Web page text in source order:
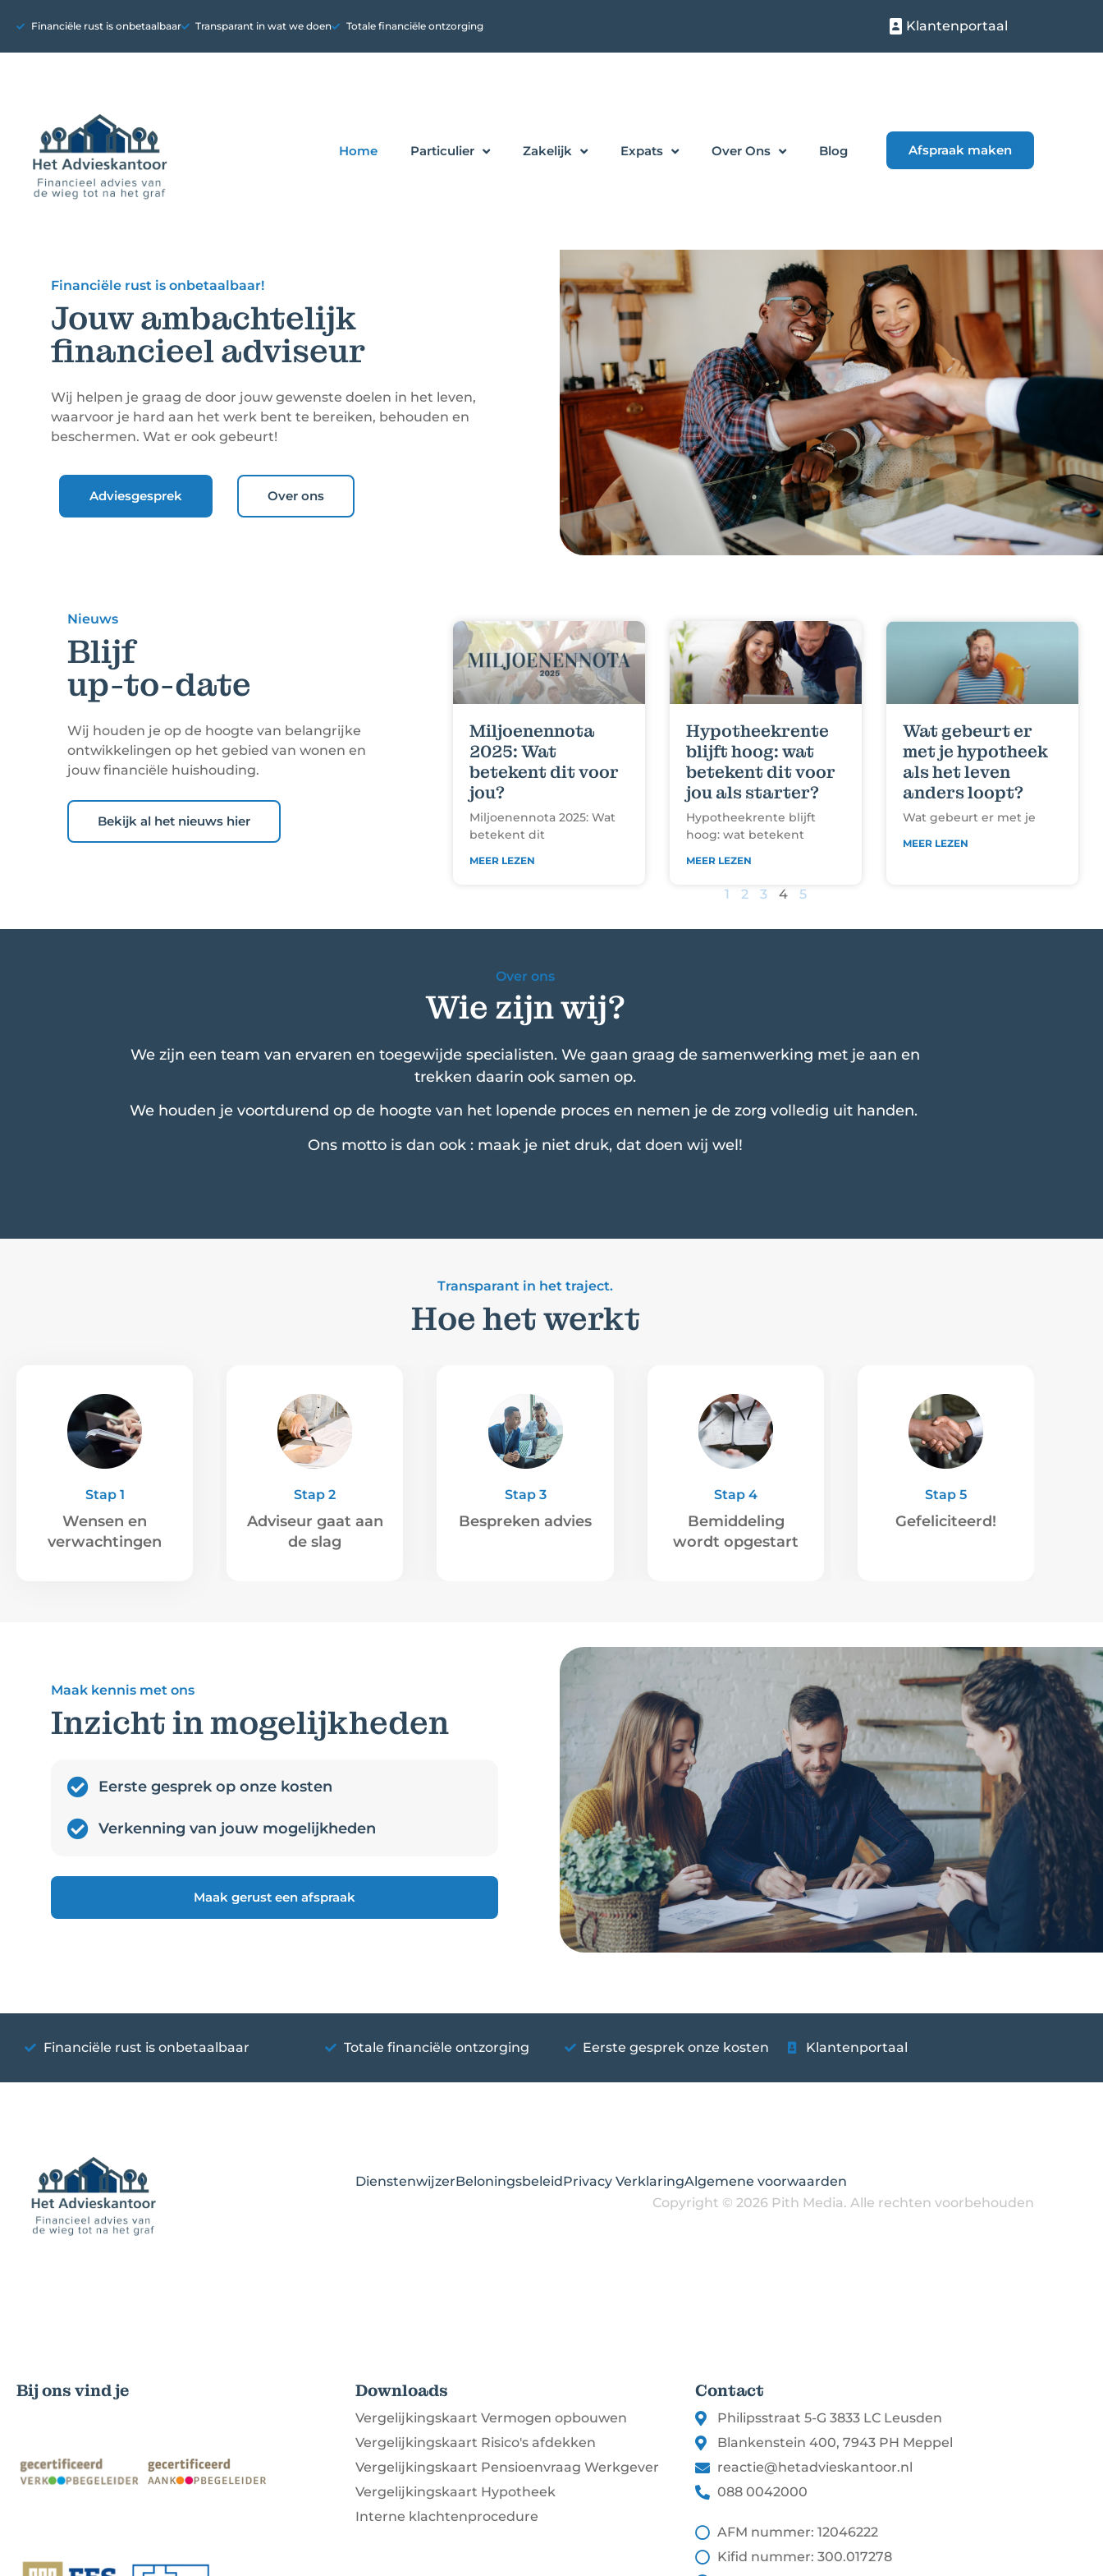
Financiële rust is onbetaalbaar Transparant in wat we doen Totale financiële ontzorging Klantenportaal
Home Particulier Zakelijk Expats Over Ons Blog Afspraak maken
Financiële rust is onbetaalbaar!
Jouw ambachtelijk
financieel adviseur
Wij helpen je graag de door jouw gewenste doelen in het leven,
waarvoor je hard aan het werk bent te bereiken, behouden en
beschermen. Wat er ook gebeurt!
Adviesgesprek Over ons
Nieuws
Blijf
up-to-date
Wij houden je op de hoogte van belangrijke
ontwikkelingen op het gebied van wonen en
jouw financiële huishouding.
Bekijk al het nieuws hier
Miljoenennota
2025: Wat
betekent dit voor
jou?
Miljoenennota 2025: Wat
betekent dit
MEER LEZEN
Hypotheekrente
blijft hoog: wat
betekent dit voor
jou als starter?
Hypotheekrente blijft
hoog: wat betekent
MEER LEZEN
Wat gebeurt er
met je hypotheek
als het leven
anders loopt?
Wat gebeurt er met je
MEER LEZEN
1 2 3 4 5
Over ons
Wie zijn wij?
We zijn een team van ervaren en toegewijde specialisten. We gaan graag de samenwerking met je aan en
trekken daarin ook samen op.
We houden je voortdurend op de hoogte van het lopende proces en nemen je de zorg volledig uit handen.
Ons motto is dan ook : maak je niet druk, dat doen wij wel!
Transparant in het traject.
Hoe het werkt
Stap 1
Wensen en
verwachtingen
Stap 2
Adviseur gaat aan
de slag
Stap 3
Bespreken advies
Stap 4
Bemiddeling
wordt opgestart
Stap 5
Gefeliciteerd!
Maak kennis met ons
Inzicht in mogelijkheden
Eerste gesprek op onze kosten
Verkenning van jouw mogelijkheden
Maak gerust een afspraak
Financiële rust is onbetaalbaar Totale financiële ontzorging Eerste gesprek onze kosten Klantenportaal
DienstenwijzerBeloningsbeleidPrivacy VerklaringAlgemene voorwaarden
Copyright © 2026 Pith Media. Alle rechten voorbehouden
Bij ons vind je Downloads
Vergelijkingskaart Vermogen opbouwen
Vergelijkingskaart Risico's afdekken
Vergelijkingskaart Pensioenvraag Werkgever
Vergelijkingskaart Hypotheek
Interne klachtenprocedure
Contact
Philipsstraat 5-G 3833 LC Leusden
Blankenstein 400, 7943 PH Meppel
reactie@hetadvieskantoor.nl
088 0042000
AFM nummer: 12046222
Kifid nummer: 300.017278